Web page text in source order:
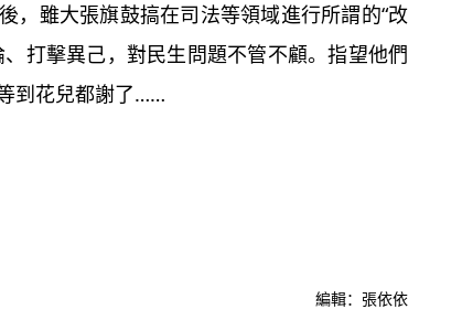
雖大張旗鼓搞在司法等領域進行所謂的“改
打擊異己，對民生問題不管不顧。指望他們
到花兒都謝了……
編輯：張依依